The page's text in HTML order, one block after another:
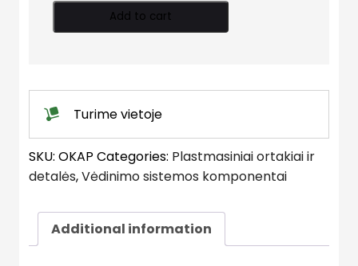
garintuvą
quantity
Add to cart
Turime vietoje
SKU: OKAP Categories: Plastmasiniai ortakiai ir
detalės,Vėdinimo sistemos komponentai
Additional information